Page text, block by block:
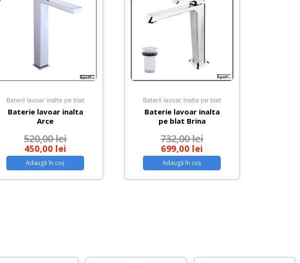
Baterii lavoar inalte pe blat
Baterie lavoar inalta
Arce
520,00lei
450,00 lei
Adaugă în coș
Baterii lavoar inalte pe blat
Baterie lavoar inalta
pe blat Brina
732,00lei
699,00 lei
Adaugă în coș